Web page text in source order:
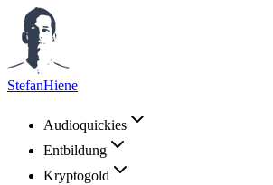
StefanHiene
Audioquickies
Entbildung
Kryptogold